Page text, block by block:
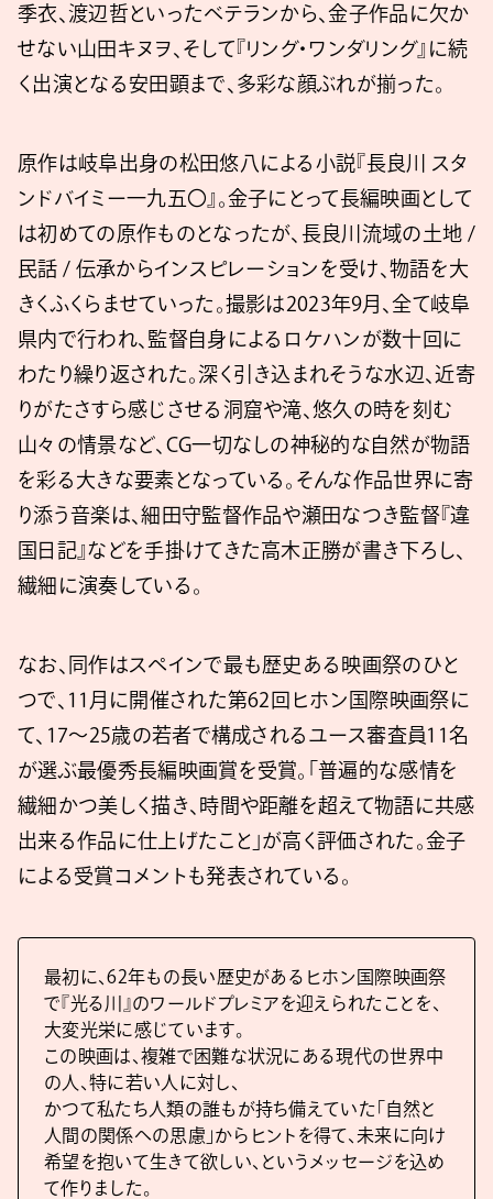
季衣、渡辺哲といったベテランから、金子作品に欠か
せない山田キヌヲ、そして『リング・ワンダリング』に続
く出演となる安田顕まで、多彩な顔ぶれが揃った。
原作は岐阜出身の松田悠八による小説『長良川 スタ
ンドバイミー一九五〇』。金子にとって長編映画として
は初めての原作ものとなったが、長良川流域の土地 /
民話 / 伝承からインスピレーションを受け、物語を大
きくふくらませていった。撮影は2023年9月、全て岐阜
県内で行われ、監督自身によるロケハンが数十回に
わたり繰り返された。深く引き込まれそうな水辺、近寄
りがたさすら感じさせる洞窟や滝、悠久の時を刻む
山々の情景など、CG一切なしの神秘的な自然が物語
を彩る大きな要素となっている。そんな作品世界に寄
り添う音楽は、細田守監督作品や瀬田なつき監督『違
国日記』などを手掛けてきた高木正勝が書き下ろし、
繊細に演奏している。
なお、同作はスペインで最も歴史ある映画祭のひと
つで、11月に開催された第62回ヒホン国際映画祭に
て、17～25歳の若者で構成されるユース審査員11名
が選ぶ最優秀長編映画賞を受賞。「普遍的な感情を
繊細かつ美しく描き、時間や距離を超えて物語に共感
出来る作品に仕上げたこと」が高く評価された。金子
による受賞コメントも発表されている。
最初に、62年もの長い歴史があるヒホン国際映画祭
で『光る川』のワールドプレミアを迎えられたことを、
大変光栄に感じています。
この映画は、複雑で困難な状況にある現代の世界中
の人、特に若い人に対し、
かつて私たち人類の誰もが持ち備えていた「自然と
人間の関係への思慮」からヒントを得て、未来に向け
希望を抱いて生きて欲しい、というメッセージを込め
て作りました。